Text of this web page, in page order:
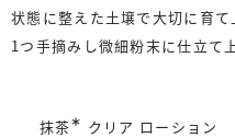
状態に整えた土壌で大切に育
1つ手摘みし微細粉末に仕立て
抹茶∗ クリア ローション